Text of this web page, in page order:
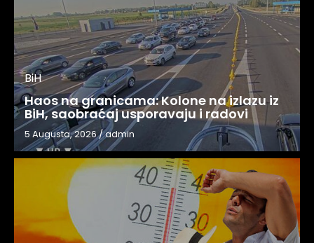
BiH
Haos na granicama: Kolone na izlazu iz
BiH, saobraćaj usporavaju i radovi
5 Augusta, 2026/admin